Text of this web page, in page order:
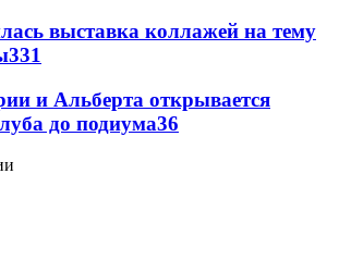
выставка коллажей на тему
331
и Альберта открывается
до подиума36